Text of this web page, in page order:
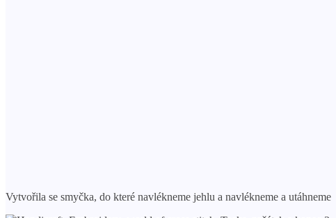
Vytvořila se smyčka, do které navlékneme jehlu a navlékneme a utáhneme